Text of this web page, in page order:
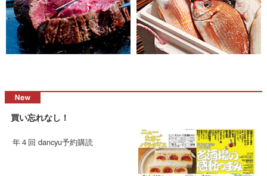
買い忘れなし！
年４回 dancyu予約購読